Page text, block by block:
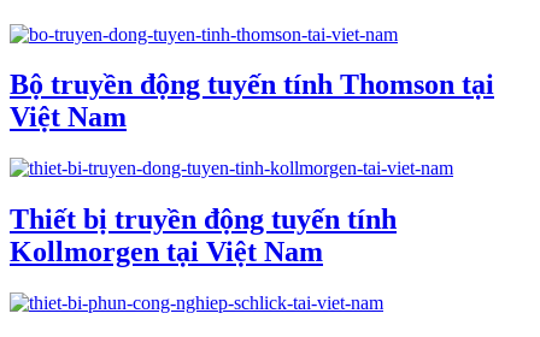
Bộ truyền động tuyến tính Thomson tại
Việt Nam
Thiết bị truyền động tuyến tính
Kollmorgen tại Việt Nam